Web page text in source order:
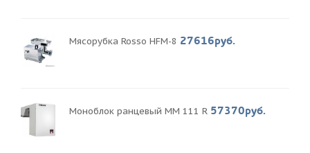
Мясорубка Rosso HFM-8 27616руб.
Моноблок ранцевый MM 111 R 57370руб.